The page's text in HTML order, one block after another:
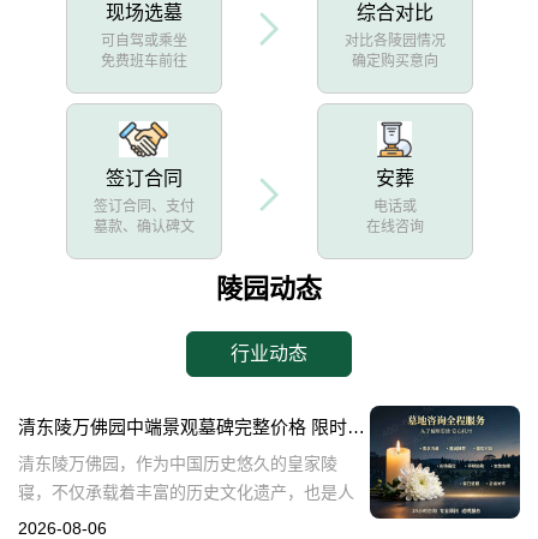
现场选墓
可自驾或乘坐
免费班车前往
综合对比
对比各陵园情况
确定购买意向
签订合同
签订合同、支付
墓款、确认碑文
安葬
电话或
在线咨询
陵园动态
行业动态
清东陵万佛园中端景观墓碑完整价格 限时减免多年管理费详解
清东陵万佛园，作为中国历史悠久的皇家陵
寝，不仅承载着丰富的历史文化遗产，也是人
们缅怀先人、寄托哀思的重要场所。近年来，
2026-08-06